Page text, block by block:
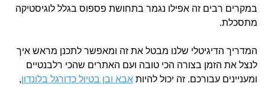
במקרים רבים זה אפילו נגמר בתחושת פספוס בגלל לוגיסטיקה
מתסכלת.
המדריך הדיגיטלי שלנו מבטל את זה ומאפשר לתכנן מראש איך
לנצל את הזמן בצורה הכי טובה ועם האתרים שהכי רלבנטיים
ומעניינים עבורכם. זה יכול להיותאבא ובן בטיול כדורגל בלונדון,